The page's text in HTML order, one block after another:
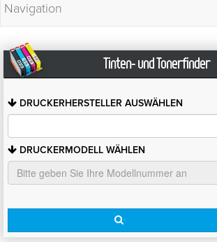
Navigation
Tinten- und Tonerfinder
DRUCKERHERSTELLER AUSWÄHLEN
DRUCKERMODELL WÄHLEN
Bitte geben Sie Ihre Modellnummer an